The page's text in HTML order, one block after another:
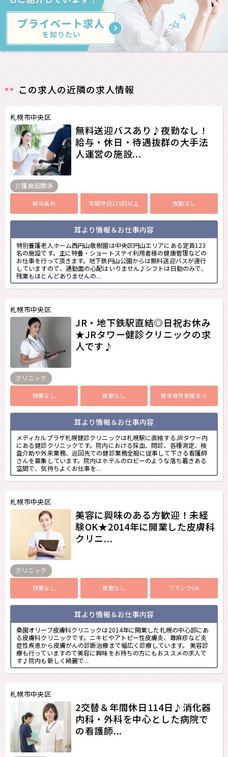
この求人の近隣の求人情報
札幌市中央区
無料送迎バスあり♪夜勤なし！
給与・休日・待遇抜群の大手法
人運営の施設...
介護施設関係
給与高め 年間休日120日以上 夜勤なし
耳より情報＆お仕事内容
特別養護老人ホーム西円山敬樹園は中央区円山エリアにある定員123
名の施設です。主に特養・ショートステイ利用者様の健康管理などの
お仕事を行って頂きます。地下鉄円山公園からは無料送迎バスが運行
していますので、通勤面の心配はいりません♪シフトは日勤のみで、
残業もほとんどありませんの...
札幌市中央区
JR・地下鉄駅直結◎日祝お休み
★JRタワー健診クリニックの求
人です♪
クリニック
残業なし 夜勤なし 産休育休制度あり
耳より情報＆お仕事内容
メディカルプラザ札幌健診クリニックは札幌駅に直結するJRタワー内
にある健診クリニックです。院内における採血、問診、各種測定、検
査介助や外来業務、巡回先での健診業務全般に従事して下さる看護師
さんを募集しています。院内はホテルのロビーのような落ち着きある
空間で、気持ちよくお仕事を...
札幌市中央区
美容に興味のある方歓迎！未経
験OK★2014年に開業した皮膚科
クリニ...
クリニック
残業なし 夜勤なし ブランクOK
耳より情報＆お仕事内容
桑園オリーブ皮膚科クリニックは2014年に開業した札幌の中心部にあ
る皮膚科クリニックです。ニキビやアトピー性皮膚炎、蕁麻疹など炎
症性疾患から皮膚がんの診断治療まで幅広く診療しています。 美容診
療も行っていますので美容に興味をお持ちの方にもおススメの求人で
す♪院内も新しく綺麗で...
札幌市中央区
2交替＆年間休日114日♪消化器
内科・外科を中心とした病院で
の看護師...